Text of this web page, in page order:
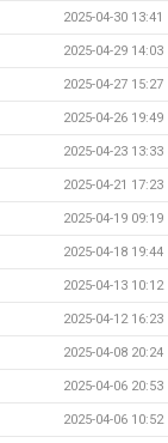
2025-04-30 13:41
2025-04-29 14:03
2025-04-27 15:27
2025-04-26 19:49
2025-04-23 13:33
2025-04-21 17:23
2025-04-19 09:19
2025-04-18 19:44
2025-04-13 10:12
2025-04-12 16:23
2025-04-08 20:24
2025-04-06 20:53
2025-04-06 10:52